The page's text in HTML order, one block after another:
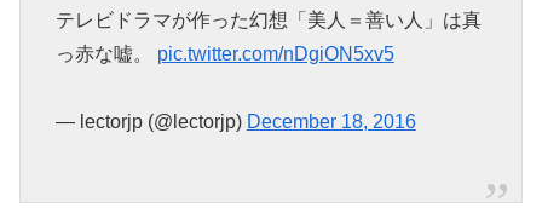
テレビドラマが作った幻想「美人＝善い人」は真
っ赤な嘘。 pic.twitter.com/nDgiON5xv5
— lectorjp (@lectorjp) December 18, 2016